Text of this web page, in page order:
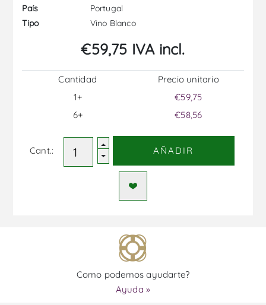
País
Portugal
Tipo
Vino Blanco
€59,75 IVA incl.
Cantidad
1+
6+
Precio unitario
€59,75
€58,56
Cant.: AÑADIR
Como podemos ayudarte?
Ayuda »